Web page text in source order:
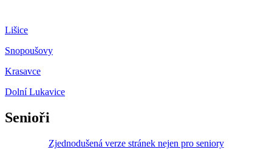
Lišice
Snopoušovy
Krasavce
Dolní Lukavice
Senioři
Zjednodušená verze stránek nejen pro seniory